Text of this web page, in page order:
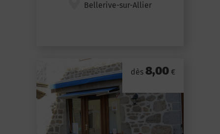
Bellerive-sur-Allier
dès 8,00 €